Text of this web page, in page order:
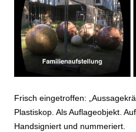
Frisch eingetroffen:
Plastiskop. Als Auflageobjekt.
Handsigniert und nummeriert.